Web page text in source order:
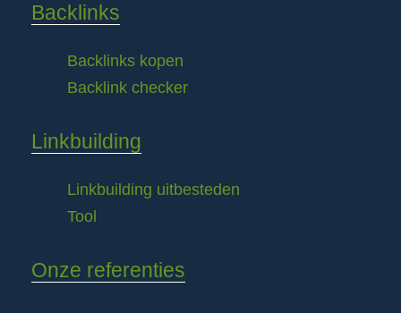
Backlinks
Backlinks kopen
Backlink checker
Linkbuilding
Linkbuilding uitbesteden
Tool
Onze referenties